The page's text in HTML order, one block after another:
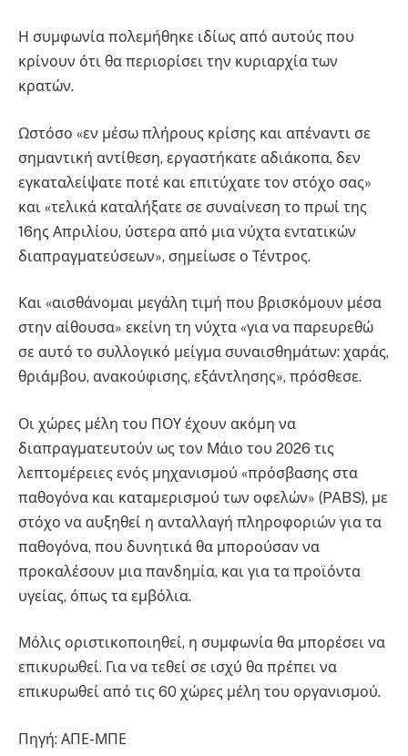
Η συμφωνία πολεμήθηκε ιδίως από αυτούς που
κρίνουν ότι θα περιορίσει την κυριαρχία των
κρατών.
Ωστόσο «εν μέσω πλήρους κρίσης και απέναντι σε
σημαντική αντίθεση, εργαστήκατε αδιάκοπα, δεν
εγκαταλείψατε ποτέ και επιτύχατε τον στόχο σας»
και «τελικά καταλήξατε σε συναίνεση το πρωί της
16ης Απριλίου, ύστερα από μια νύχτα εντατικών
διαπραγματεύσεων», σημείωσε ο Τέντρος.
Και «αισθάνομαι μεγάλη τιμή που βρισκόμουν μέσα
στην αίθουσα» εκείνη τη νύχτα «για να παρευρεθώ
σε αυτό το συλλογικό μείγμα συναισθημάτων: χαράς,
θριάμβου, ανακούφισης, εξάντλησης», πρόσθεσε.
Οι χώρες μέλη του ΠΟΥ έχουν ακόμη να
διαπραγματευτούν ως τον Μάιο του 2026 τις
λεπτομέρειες ενός μηχανισμού «πρόσβασης στα
παθογόνα και καταμερισμού των οφελών» (PABS), με
στόχο να αυξηθεί η ανταλλαγή πληροφοριών για τα
παθογόνα, που δυνητικά θα μπορούσαν να
προκαλέσουν μια πανδημία, και για τα προϊόντα
υγείας, όπως τα εμβόλια.
Μόλις οριστικοποιηθεί, η συμφωνία θα μπορέσει να
επικυρωθεί. Για να τεθεί σε ισχύ θα πρέπει να
επικυρωθεί από τις 60 χώρες μέλη του οργανισμού.
Πηγή: ΑΠΕ-ΜΠΕ